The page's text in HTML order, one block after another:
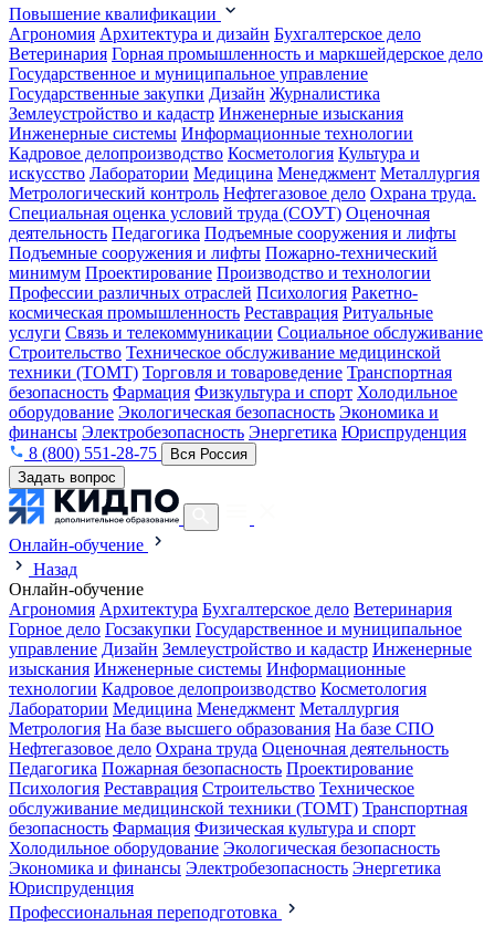
Повышение квалификации
Агрономия Архитектура и дизайн Бухгалтерское дело
Ветеринария Горная промышленность и маркшейдерское дело
Государственное и муниципальное управление
Государственные закупки Дизайн Журналистика
Землеустройство и кадастр Инженерные изыскания
Инженерные системы Информационные технологии
Кадровое делопроизводство Косметология Культура и
искусство Лаборатории Медицина Менеджмент Металлургия
Метрологический контроль Нефтегазовое дело Охрана труда.
Специальная оценка условий труда (СОУТ) Оценочная
деятельность Педагогика Подъемные сооружения и лифты
Подъемные сооружения и лифты Пожарно-технический
минимум Проектирование Производство и технологии
Профессии различных отраслей Психология Ракетно-
космическая промышленность Реставрация Ритуальные
услуги Связь и телекоммуникации Социальное обслуживание
Строительство Техническое обслуживание медицинской
техники (ТОМТ) Торговля и товароведение Транспортная
безопасность Фармация Физкультура и спорт Холодильное
оборудование Экологическая безопасность Экономика и
финансы Электробезопасность Энергетика Юриспруденция
8 (800) 551-28-75
Вся Россия
Задать вопрос
Онлайн-обучение
Назад
Онлайн-обучение
Агрономия Архитектура Бухгалтерское дело Ветеринария
Горное дело Госзакупки Государственное и муниципальное
управление Дизайн Землеустройство и кадастр Инженерные
изыскания Инженерные системы Информационные
технологии Кадровое делопроизводство Косметология
Лаборатории Медицина Менеджмент Металлургия
Метрология На базе высшего образования На базе СПО
Нефтегазовое дело Охрана труда Оценочная деятельность
Педагогика Пожарная безопасность Проектирование
Психология Реставрация Строительство Техническое
обслуживание медицинской техники (ТОМТ) Транспортная
безопасность Фармация Физическая культура и спорт
Холодильное оборудование Экологическая безопасность
Экономика и финансы Электробезопасность Энергетика
Юриспруденция
Профессиональная переподготовка